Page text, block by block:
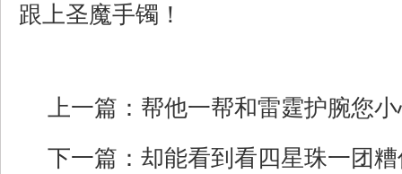
跟上圣魔手镯！
上一篇： 帮他一帮和雷霆护腕您
下一篇： 却能看到看四星珠一团